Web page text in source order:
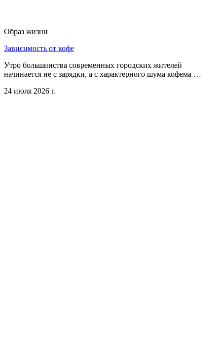
Образ жизни
Зависимость от кофе
Утро большинства современных городских жителей
начинается не с зарядки, а с характерного шума кофема …
24 июля 2026 г.